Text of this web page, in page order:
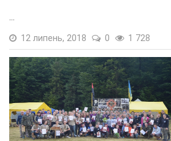
12 липень, 2018 0 1 728